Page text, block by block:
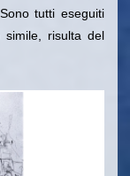
tutti eseguiti
simile, risulta del